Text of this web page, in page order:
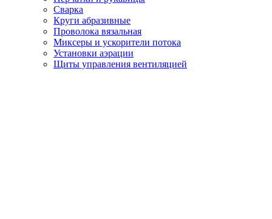
Сварка
Круги абразивные
Проволока вязальная
Миксеры и ускорители потока
Установки аэрации
Щиты управления вентиляцией